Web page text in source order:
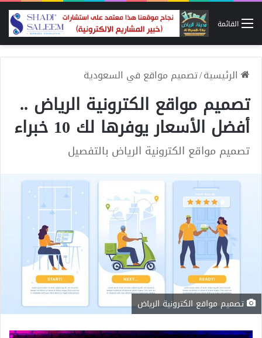
القائمة
الرئيسية/تصميم مواقع في السعودية
تصميم مواقع الكترونية الرياض ..
أفضل الأسعار يوفرها لك 10 خبراء
تصميم مواقع الكترونية الرياض بالتفصيل
تصميم مواقع الكترونية الرياض